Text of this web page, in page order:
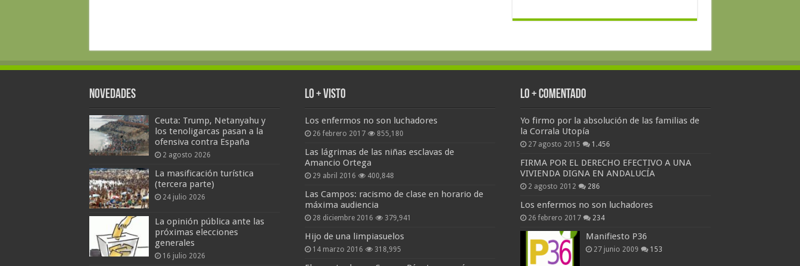
Novedades
Ceuta: Trump, Netanyahu y
los tenoligarcas pasan a la
ofensiva contra España
2 agosto 2026
La masificación turística
(tercera parte)
24 julio 2026
La opinión pública ante las
próximas elecciones
generales
16 julio 2026
Lo + Visto
Los enfermos no son luchadores
26 febrero 2017 855,180
Las lágrimas de las niñas esclavas de
Amancio Ortega
29 abril 2016 400,848
Las Campos: racismo de clase en horario de
máxima audiencia
28 diciembre 2016 379,941
Hijo de una limpiasuelos
14 marzo 2016 318,995
Lo + Comentado
Yo firmo por la absolución de las familias de
la Corrala Utopía
27 agosto 2015 1.456
FIRMA POR EL DERECHO EFECTIVO A UNA
VIVIENDA DIGNA EN ANDALUCÍA
2 agosto 2012 286
Los enfermos no son luchadores
26 febrero 2017 234
Manifiesto P36
27 junio 2009 153